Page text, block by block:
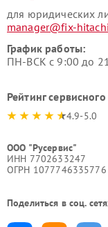
для юридических
manager@fix-
График работы:
ПН-ВСК с 9:00 до
Рейтинг
4.9-5.0
ООО "Русервис"
ИНН 7702633247
ОГРН 1077746335776
Поделиться в соц.